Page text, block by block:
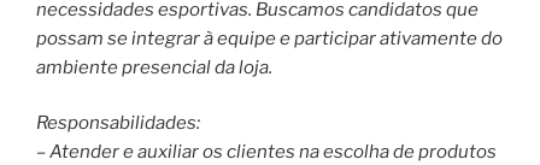
necessidades esportivas. Buscamos candidatos que
possam se integrar à equipe e participar ativamente do
ambiente presencial da loja.
Responsabilidades:
– Atender e auxiliar os clientes na escolha de produtos